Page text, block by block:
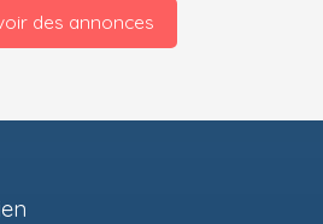
des annonces